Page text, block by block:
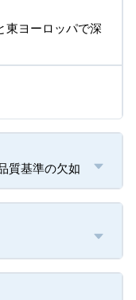
東ヨーロッパで深
質基準の欠如